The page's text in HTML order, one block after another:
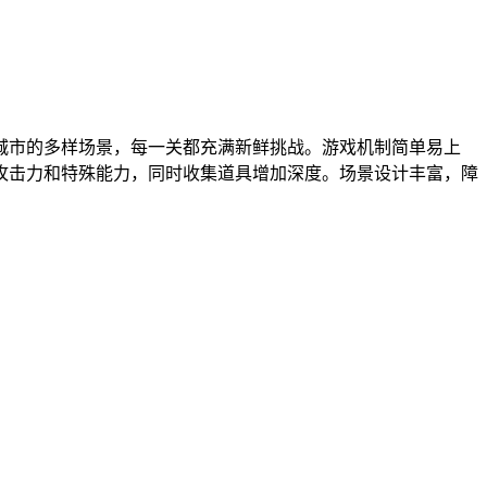
的多样场景，每一关都充满新鲜挑战。游戏机制简单易上
力和特殊能力，同时收集道具增加深度。场景设计丰富，障